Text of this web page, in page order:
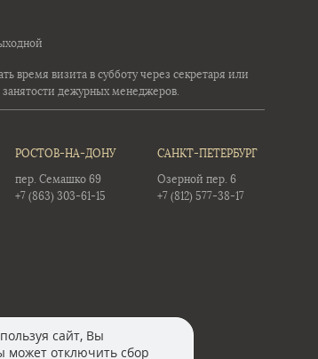
время визита в субботу через секретаря или
дежурных менеджеров.
РОСТОВ-НА-ДОНУ
пер. Семашко 69
+7 (863) 303-61-15
САНКТ-ПЕТЕРБУРГ
Озерной пер. 6
+7 (812) 577-38-17
сайт, Вы
может отключить сбор